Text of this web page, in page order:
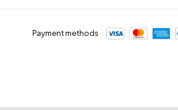
Payment methods